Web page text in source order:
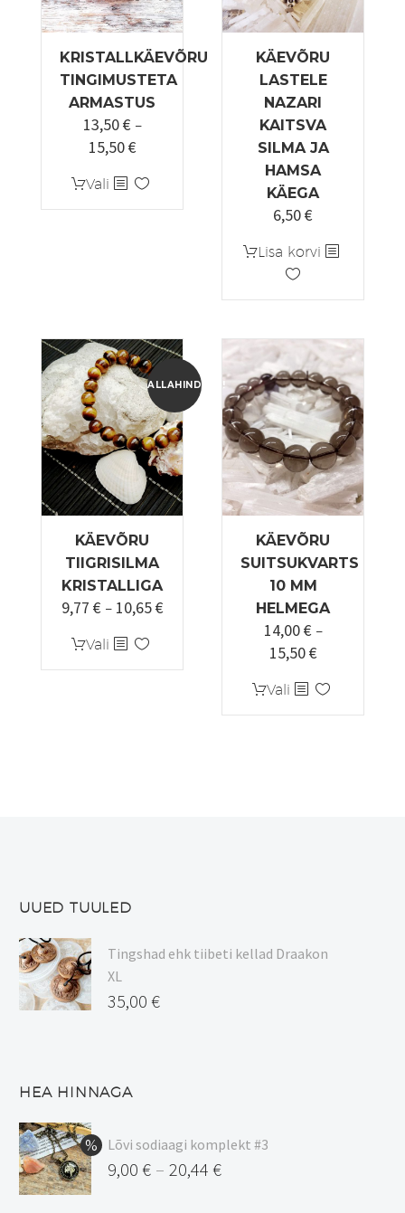
KRISTALLKÄEVÕRU
TINGIMUSTETA
ARMASTUS
13,50€ –
15,50€Hinnavahemik:
kuni
15,50 €
Vali Sellel
tootel
teha
tootelehel.
KÄEVÕRU
LASTELE
NAZARI
KAITSVA
SILMA JA
HAMSA
KÄEGA
6,50€
Lisa korvi
ALLAHINDLUS!
KÄEVÕRU
TIIGRISILMA
KRISTALLIGA
9,77 € – 10,65€Hinnavahemik:
10,65 €
Vali Sellel
tootel
KÄEVÕRU
SUITSUKVARTS
10 MM
HELMEGA
14,00€ –
15,50€
kuni
15,50 €
Vali Sellel
tootel
UUED TUULED
Tingshad ehk tiibeti kellad Draakon
XL
35,00 €
HEA HINNAGA
Lõvi sodiaagi komplekt #3
9,00 € – 20,44 €